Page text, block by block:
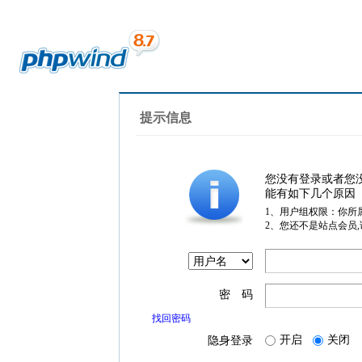
提示信息
您没有登录或者您
能有如下几个原因
1、用户组权限：你所
2、您还不是站点会员
密 码
找回密码
隐身登录 开启 关闭